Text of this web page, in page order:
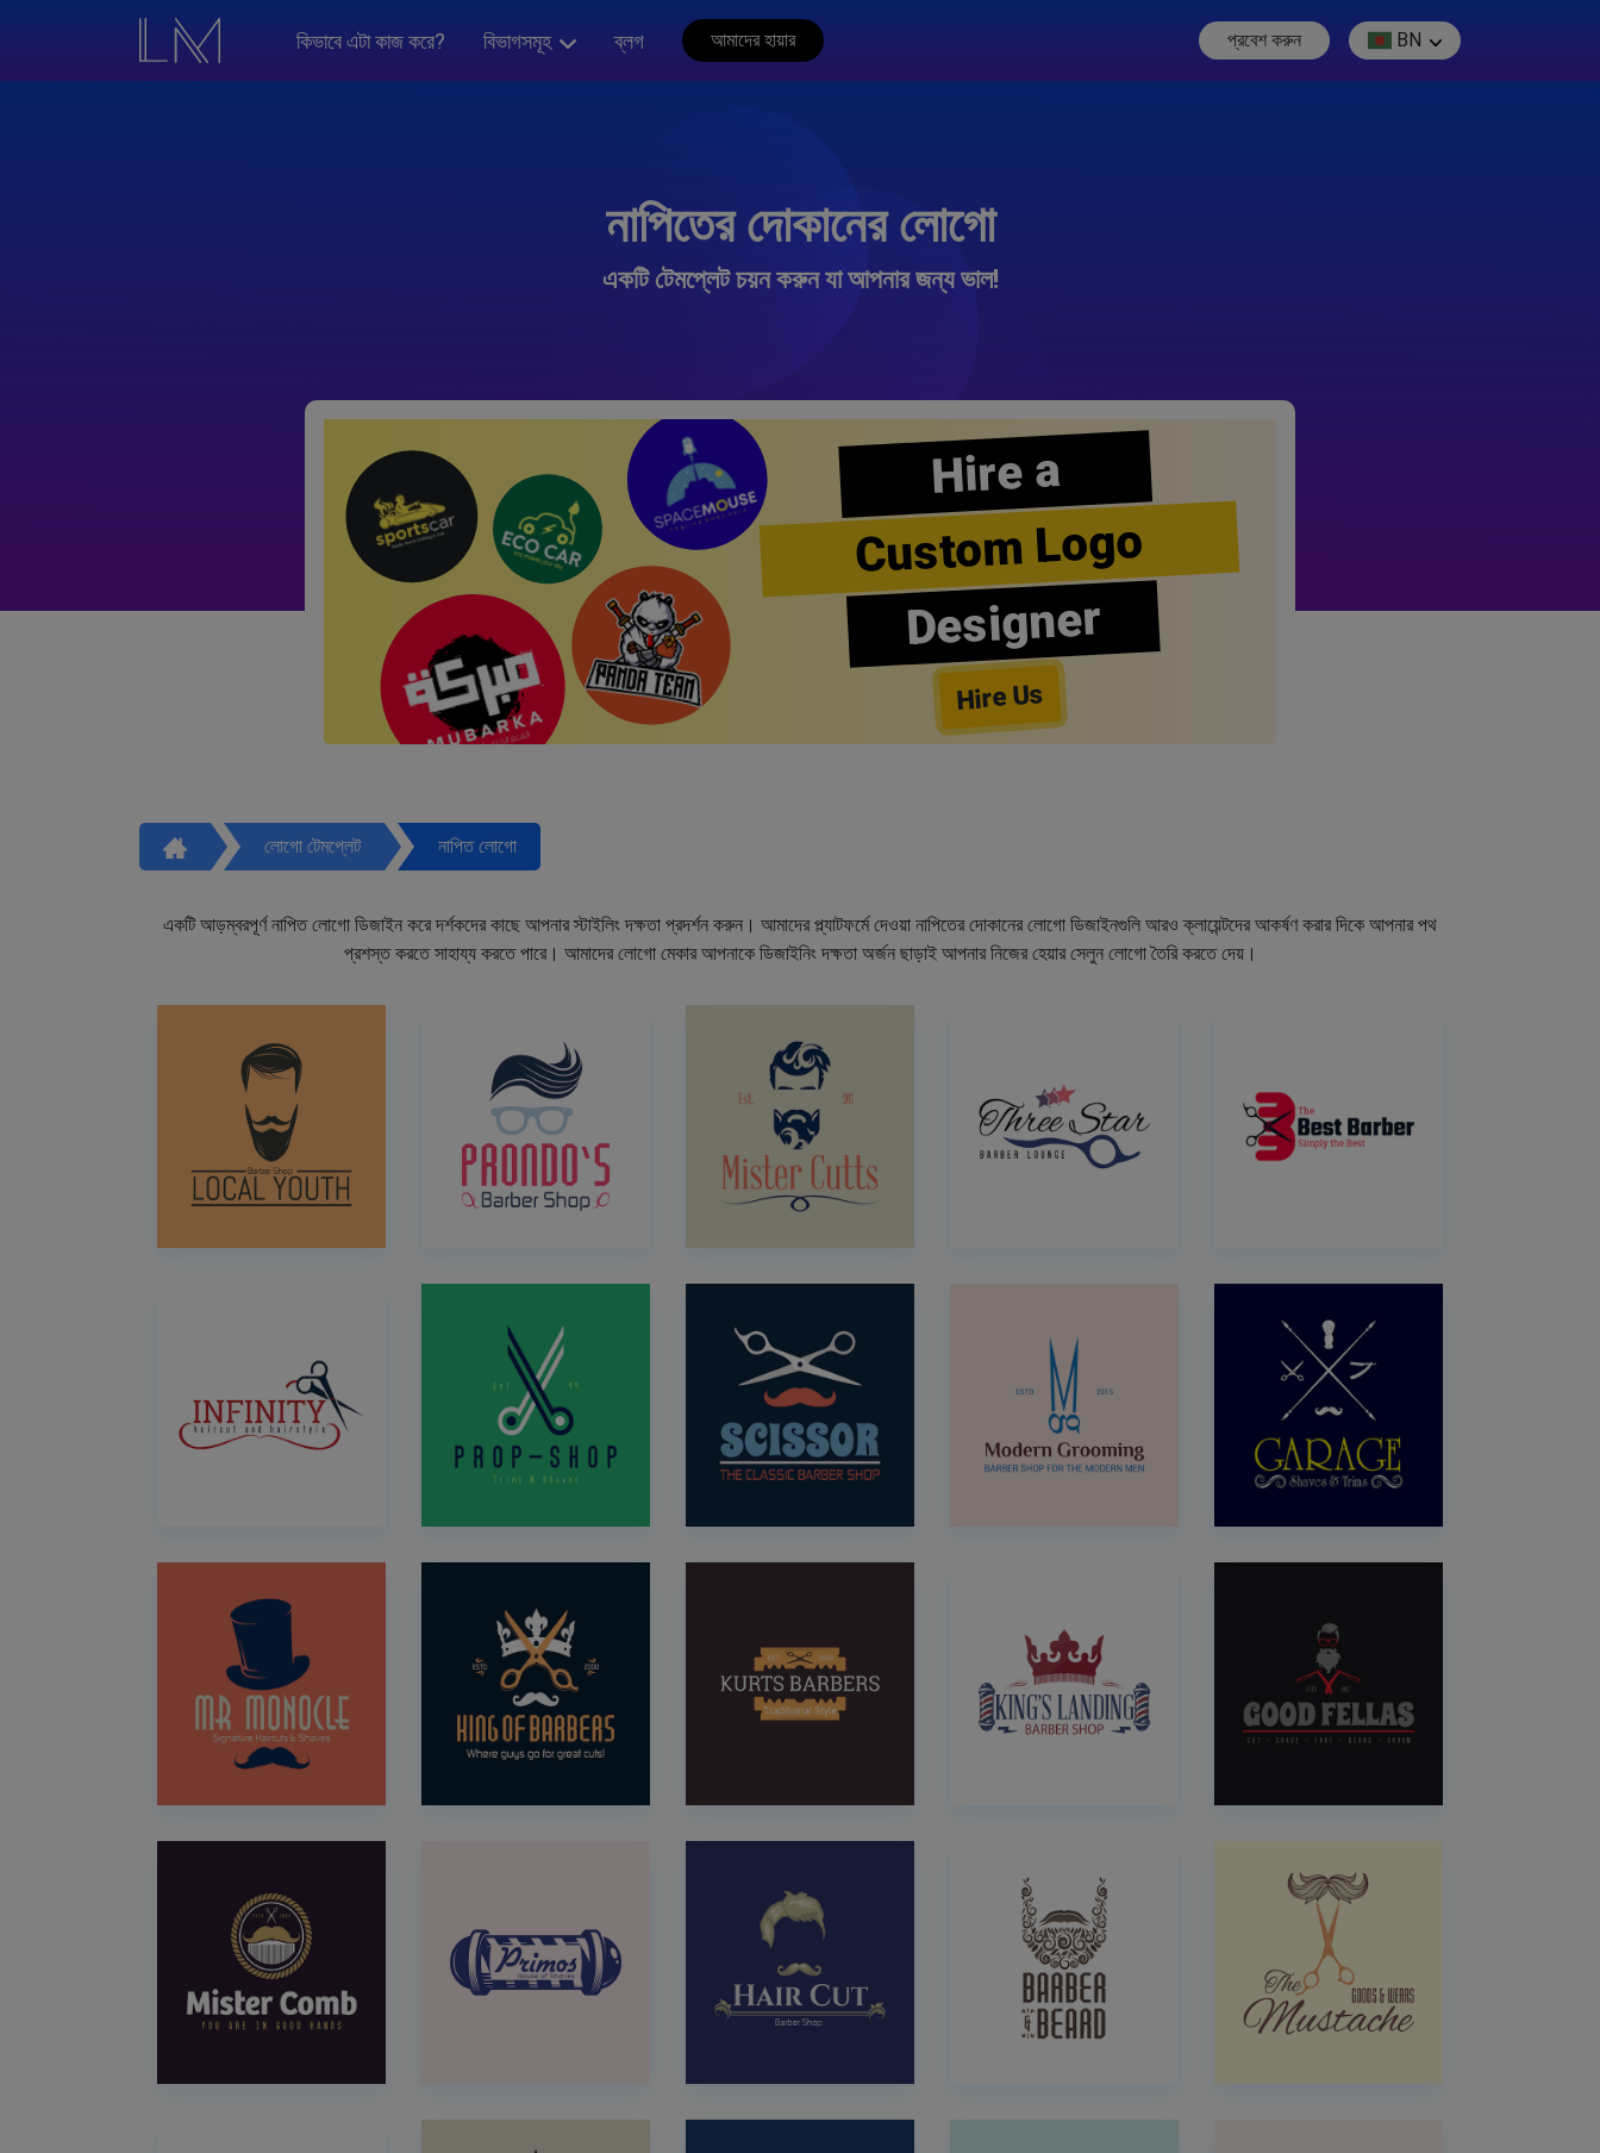
কিভাবে এটা কাজ করে? বিভাগসমূহ ব্লগ আমাদের হায়ার প্রবেশ করুন BN
নাপিতের দোকানের লোগো
একটি টেমপ্লেট চয়ন করুন যা আপনার জন্য ভাল!
Hire a
Custom Logo
Designer
Hire Us
লোগো টেমপ্লেট নাপিত লোগো
একটি আড়ম্বরপূর্ণ নাপিত লোগো ডিজাইন করে দর্শকদের কাছে আপনার স্টাইলিং দক্ষতা প্রদর্শন করুন। আমাদের প্ল্যাটফর্মে দেওয়া নাপিতের দোকানের লোগো ডিজাইনগুলি আরও ক্লায়েন্টদের আকর্ষণ করার দিকে আপনার পথ
প্রশস্ত করতে সাহায্য করতে পারে। আমাদের লোগো মেকার আপনাকে ডিজাইনিং দক্ষতা অর্জন ছাড়াই আপনার নিজের হেয়ার সেলুন লোগো তৈরি করতে দেয়।